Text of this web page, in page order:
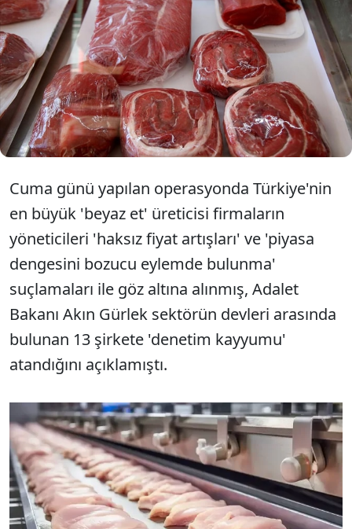
Beyaz et sektörüne fahiş fiyat operasyonu
yapılırken Et ve Süt Kurumu’nun (ESK) PERDER
üyesi marketlerle yaptığı protokol kapsamında
daha uygun fiyatlarla satışa sunulan kırmızı ete
yüzde 24 ila 28 arasında zam yaptığı öğrenildi.
Cuma günü yapılan operasyonda Türkiye'nin
en büyük 'beyaz et' üreticisi firmaların
yöneticileri 'haksız fiyat artışları' ve 'piyasa
dengesini bozucu eylemde bulunma'
suçlamaları ile göz altına alınmış, Adalet
Bakanı Akın Gürlek sektörün devleri arasında
bulunan 13 şirkete 'denetim kayyumu'
atandığını açıklamıştı.